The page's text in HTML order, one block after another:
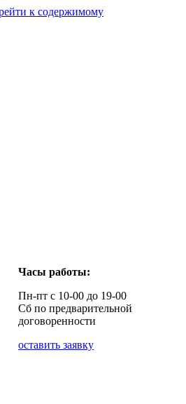
к содержимому
Часы работы:
Пн-пт с 10-00 до 19-00
Сб по предварительной
договоренности
оставить заявку